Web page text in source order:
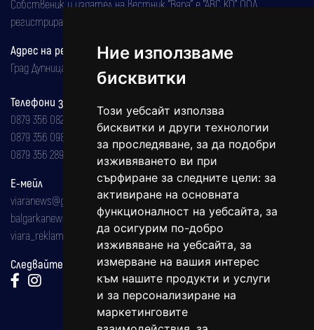
Ние използваме
бисквитки
Този уебсайт използва
бисквитки и други технологии
за проследяване, за да подобри
изживяването ви при
сърфиране за следните цели: за
активиране на основната
функционалност на уебсайта, за
да осигурим по-добро
изживяване на уебсайта, за
измерване на вашия интерес
към нашите продукти и услуги
и за персонализиране на
маркетинговите
Собственик и издател на вестник "Вяра" е "АВС КО" ООД,
регистрирана на 08.05.2002 година.
Адрес на редакцията
Град Дупница, ул.''Христо Ботев" 43
Телефони за реклама и абонаменти
0879 356 082
0879 356 098
0879 356 289
Е-мейл
viaranews@gmail.com
balgarkanews@gmail.com
viara_reklama@mail.bg
Следвайте ни: